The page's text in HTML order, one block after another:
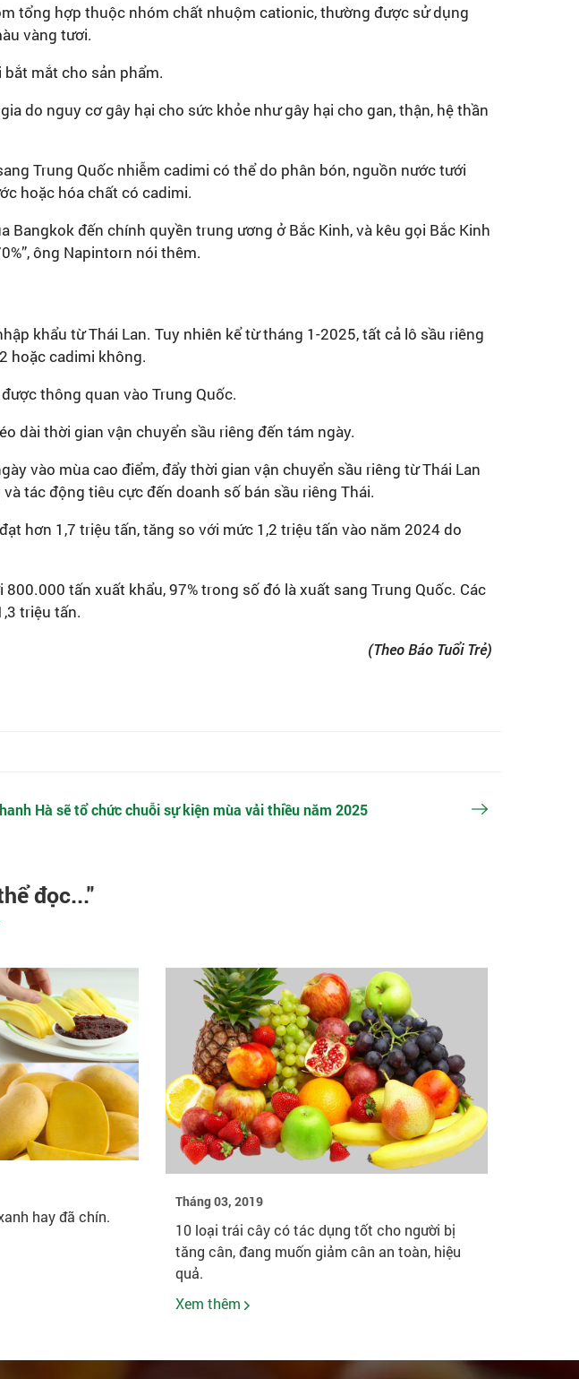
tổng hợp thuộc nhóm chất nhuộm cationic, thường được sử dụng
vàng tươi.
mắt cho sản phẩm.
do nguy cơ gây hại cho sức khỏe như gây hại cho gan, thận, hệ thần
Trung Quốc nhiễm cadimi có thể do phân bón, nguồn nước tưới
hoặc hóa chất có cadimi.
đến chính quyền trung ương ở Bắc Kinh, và kêu gọi Bắc Kinh
ông Napintorn nói thêm.
khẩu từ Thái Lan. Tuy nhiên kể từ tháng 1-2025, tất cả lô sầu riêng
hoặc cadimi không.
thông quan vào Trung Quốc.
dài thời gian vận chuyển sầu riêng đến tám ngày.
vào mùa cao điểm, đẩy thời gian vận chuyển sầu riêng từ Thái Lan
tác động tiêu cực đến doanh số bán sầu riêng Thái.
hơn 1,7 triệu tấn, tăng so với mức 1,2 triệu tấn vào năm 2024 do
tấn xuất khẩu, 97% trong số đó là xuất sang Trung Quốc. Các
triệu tấn.
(Theo Báo Tuổi Trẻ)
Hà sẽ tổ chức chuỗi sự kiện mùa vải thiều năm 2025
đọc..."
hay đã chín.
Tháng 03, 2019
10 loại trái cây có tác dụng tốt cho người bị
tăng cân, đang muốn giảm cân an toàn, hiệu
quả.
Xem thêm